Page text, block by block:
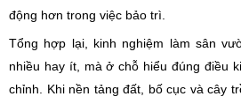
động hơn trong việc bảo trì.
Tổng hợp lại, kinh nghiệm làm sân
nhiều hay ít, mà ở chỗ hiểu đúng điều
chỉnh. Khi nền tảng đất, bố cục và cây